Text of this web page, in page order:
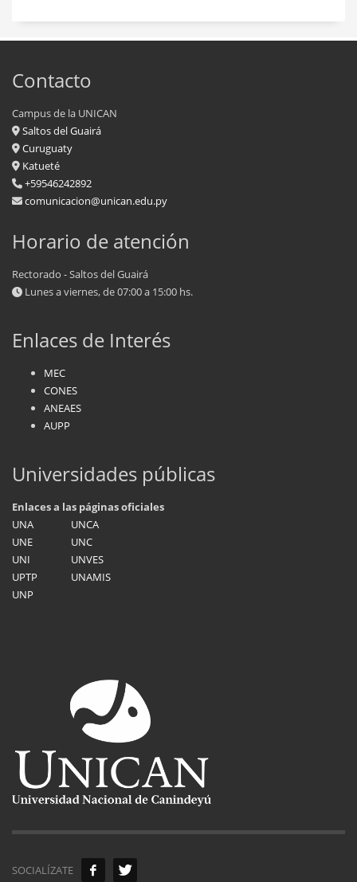
Contacto
Campus de la UNICAN
Saltos del Guairá
Curuguaty
Katueté
+59546242892
comunicacion@unican.edu.py
Horario de atención
Rectorado - Saltos del Guairá
Lunes a viernes, de 07:00 a 15:00 hs.
Enlaces de Interés
MEC
CONES
ANEAES
AUPP
Universidades públicas
Enlaces a las páginas oficiales
UNA
UNCA
UNE
UNC
UNI
UNVES
UPTP
UNAMIS
UNP
SOCIALÍZATE